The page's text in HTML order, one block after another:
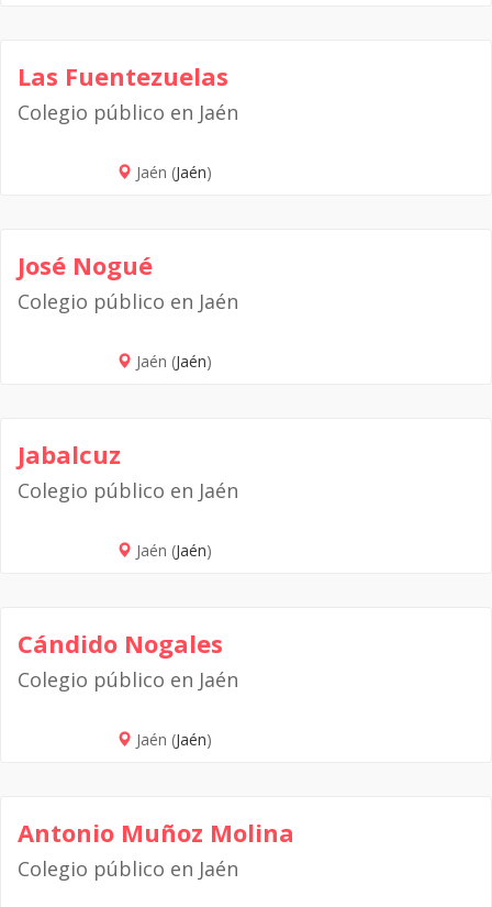
Las Fuentezuelas
Colegio público en Jaén
Jaén (Jaén)
José Nogué
Colegio público en Jaén
Jaén (Jaén)
Jabalcuz
Colegio público en Jaén
Jaén (Jaén)
Cándido Nogales
Colegio público en Jaén
Jaén (Jaén)
Antonio Muñoz Molina
Colegio público en Jaén